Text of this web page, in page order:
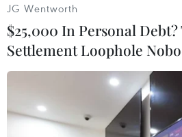
Biểu diễn dù lượn thể
Đồng bằng sông Cửu Long
28/11/2020 10:44
Chương trình biểu diễn dù lượn
JG Wentworth
$25,000 In Personal Debt?
Settlement Loophole